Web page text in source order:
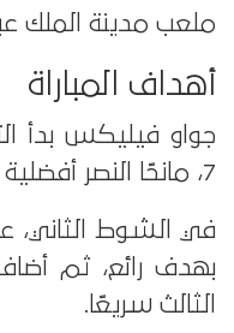
ملعب مدينة الملك
أهداف المباراة
جواو فيليكس بدأ
7، مانحًا النصر أفضلية مبكرة.
في الشوط الثاني،
بهدف رائع، ثم
الثالث سريعًا.